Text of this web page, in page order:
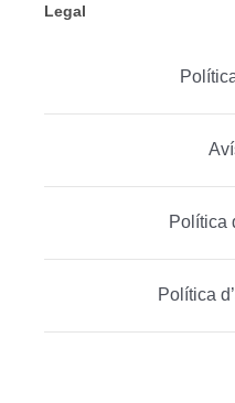
Legal
Política
Política